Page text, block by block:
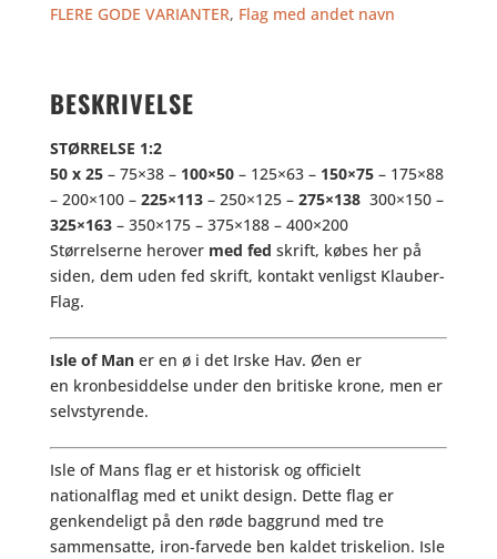
FLERE GODE VARIANTER, Flag med andet navn
BESKRIVELSE
STØRRELSE 1:2
50 x 25– 75×38 – 100×50– 125×63 – 150×75– 175×88
– 200×100 – 225×113– 250×125 – 275×138300×150 –
325×163– 350×175 – 375×188 – 400×200
Størrelserne herover med fed skrift, købes her på
siden, dem uden fed skrift, kontakt venligst Klauber-
Flag.
Isle of Maner en ø i det Irske Hav. Øen er
en kronbesiddelse under den britiske krone, men er
selvstyrende.
Isle of Mans flag er et historisk og officielt
nationalflag med et unikt design. Dette flag er
genkendeligt på den røde baggrund med tre
sammensatte, iron‑farvede ben kaldet triskelion. Isle